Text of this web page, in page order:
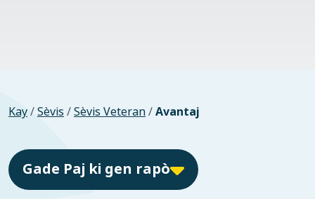
Kay/Sèvis /Sèvis Veteran/Avantaj
Gade Paj ki gen rapò